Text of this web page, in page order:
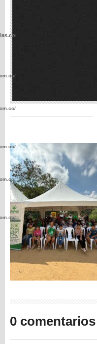
0 comentarios
wp-
wp-
wp-
wp-
wp-
wp-
wp-
wp-